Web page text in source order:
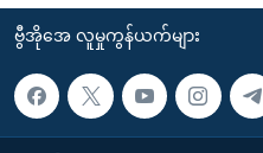
ဗွီအိုအေ လူမှုကွန်ယက်များ